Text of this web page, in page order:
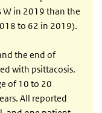
W in 2019 than the
to 62 in 2019).
the end of
with psittacosis.
of 10 to 20
All reported